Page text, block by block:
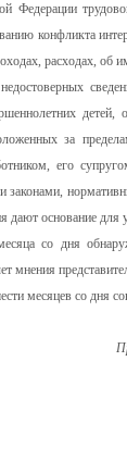
Федерации
конфликта
расходах, об
за
его
дают основание
со дня
мнения
месяцев со дня